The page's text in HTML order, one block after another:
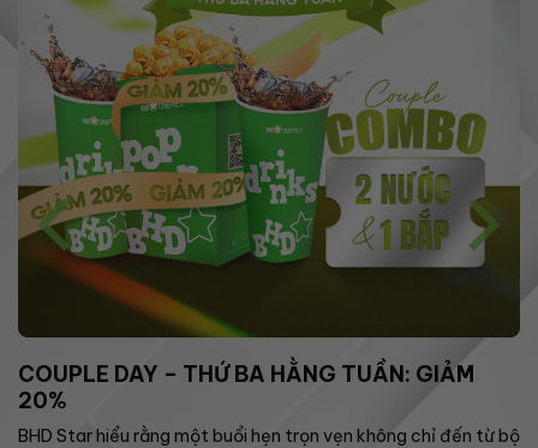
COUPLE DAY – THỨ BA HẰNG TUẦN: GIẢM
20%
BHD Star hiểu rằng một buổi hẹn trọn vẹn không chỉ đến từ bộ